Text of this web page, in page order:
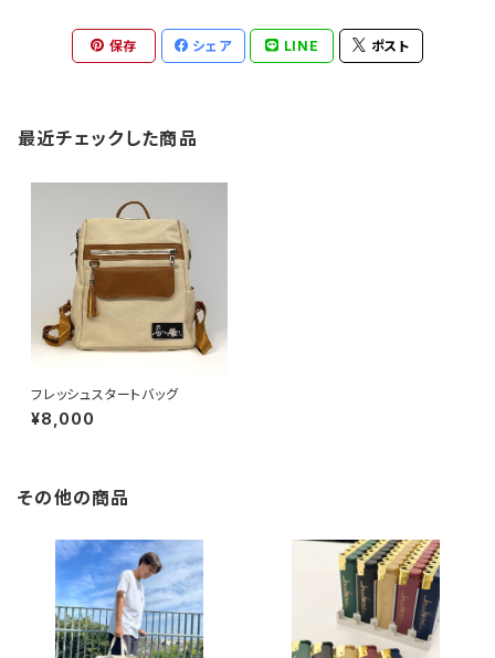
保存 シェア LINE ポスト
最近チェックした商品
フレッシュスタートバッグ
¥8,000
その他の商品